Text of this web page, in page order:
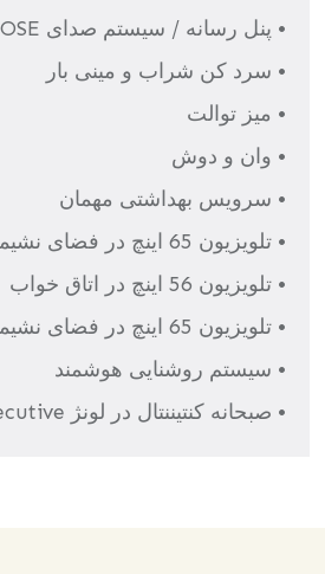
• پنل رسانه / سیستم صدای BOSE
• سرد کن شراب و مینی بار
• میز توالت
• وان و دوش
• سرویس بهداشتی مهمان
• تلویزیون 65 اینچ در فضای نشیمن
• تلویزیون 56 اینچ در اتاق خواب
• تلویزیون 65 اینچ در فضای نشیمن
• سیستم روشنایی هوشمند
• صبحانه کنتیننتال در لونژ Executive